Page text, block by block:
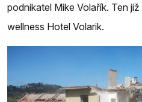
podnikatel Mike Volařík. Ten
wellness Hotel Volarik.